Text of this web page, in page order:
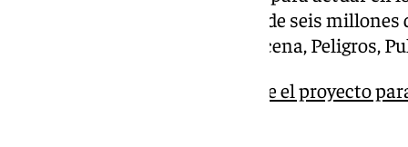
intervención valorada en cerca de seis millones
términos municipales de Maracena, Peligros,
Aprobado provisionalmente el proyecto